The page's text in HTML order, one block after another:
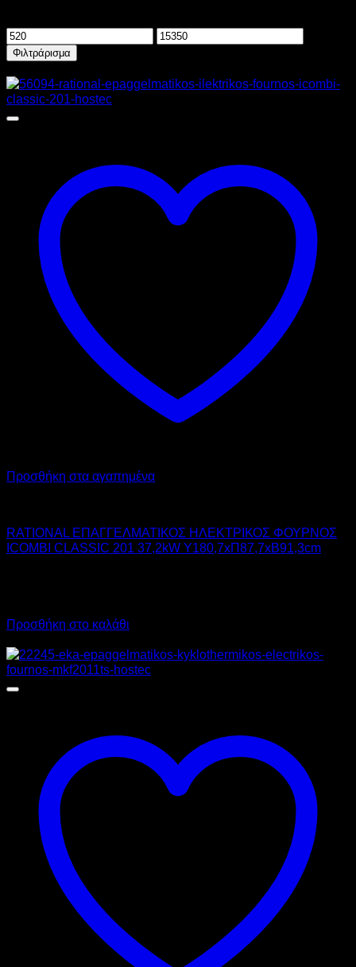
Ελάχιστη
τιμή
Μέγιστη
Φιλτράρισμα
Προσθήκη στα αγαπημένα
RATIONAL ΕΠΑΓΓΕΛΜΑΤΙΚΟΣ ΗΛΕΚΤΡΙΚΟΣ ΦΟΥΡΝΟΣ
ICOMBI CLASSIC 201 37,2kW Υ180,7xΠ87,7xΒ91,3cm
Προσθήκη στο καλάθι